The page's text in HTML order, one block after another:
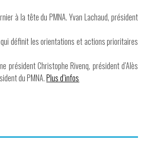
à la tête du PMNA. Yvan Lachaud, président
définit les orientations et actions prioritaires
président Christophe Rivenq, président d’Alès
du PMNA.Plus d’infos